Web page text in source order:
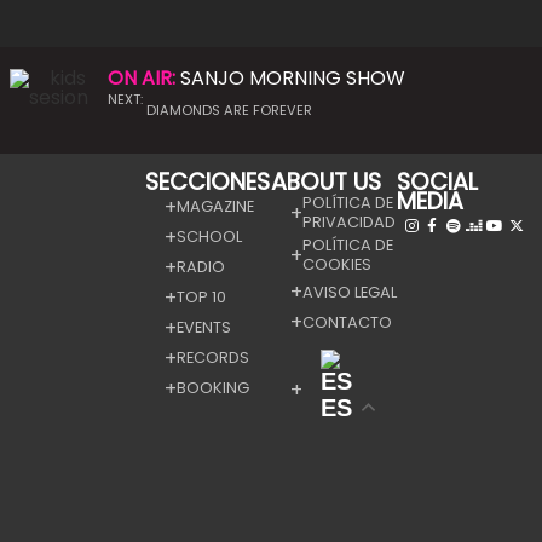
ON AIR:SANJO MORNING SHOW
NEXT:
DIAMONDS ARE FOREVER
SECCIONES
MAGAZINE
SCHOOL
RADIO
TOP 10
EVENTS
RECORDS
BOOKING
ABOUT US
POLÍTICA DE
PRIVACIDAD
POLÍTICA DE
COOKIES
AVISO LEGAL
CONTACTO
ES
SOCIAL
MEDIA